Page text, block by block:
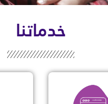
خدماتنا